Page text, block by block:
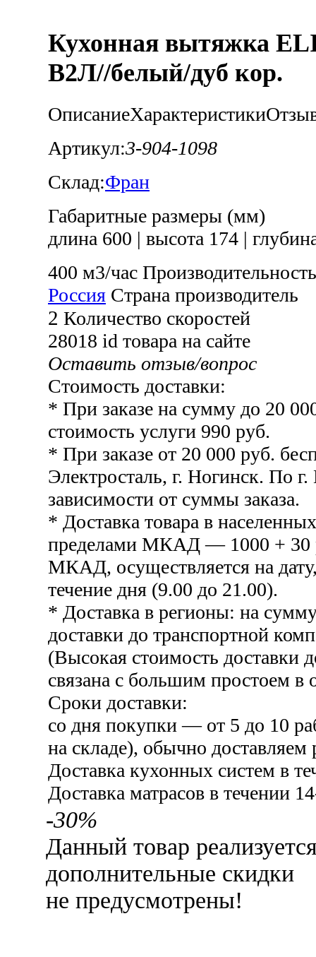
Кухонная вытяжка
В2Л//белый/дуб кор.
ОписаниеХарактеристики
Артикул:3-904-1098
Склад:Фран
Габаритные размеры (мм)
длина 600 | высота 174 |
400 м3/час
Россия Страна производитель
2 Количество скоростей
28018 id товара на сайте
Оставить отзыв/вопрос
Стоимость доставки:
* При заказе на сумму до 20
стоимость услуги 990 руб.
* При заказе от 20 000 руб.
Электросталь, г. Ногинск. По г.
зависимости от суммы заказа.
* Доставка товара в
пределами МКАД — 1000 + 30
МКАД, осуществляется на
течение дня (9.00 до 21.00).
* Доставка в регионы: на
доставки до транспортной
(Высокая стоимость доставки
связана с большим простоем в
Сроки доставки:
со дня покупки — от 5 до 10
на складе), обычно
Доставка кухонных систем в
Доставка матрасов в течении
-30%
Данный товар
дополнительные скидки
не предусмотрены!